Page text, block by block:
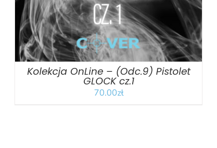
Kolekcja OnLine – (Odc.9) Pistolet
GLOCK cz.1
70.00zł